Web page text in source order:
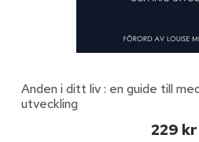
Anden i ditt liv : en guide till
utveckling
229 kr